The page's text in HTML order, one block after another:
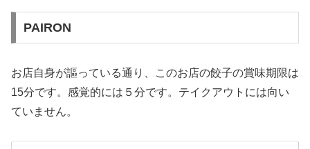
PAIRON
お店自身が謳っている通り、このお店の餃子の賞味期限は
15分です。感覚的には５分です。テイクアウトには向い
ていません。